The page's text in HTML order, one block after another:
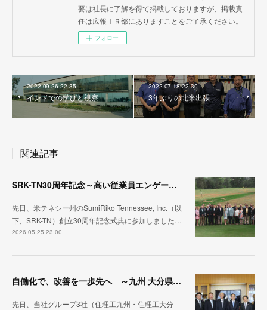
要は社長に了解を得て掲載しておりますが、掲載責
任は広報ＩＲ部にありますことをご了承ください。
フォロー
2022.09.26 22:35
インドでの学びと視察
2022.07.18 22:30
3年ぶりの北米出張
関連記事
SRK-TN30周年記念～高い従業員エンゲージメントと組織の競争力
先日、米テネシー州のSumiRiko Tennessee, Inc.（以
下、SRK-TN）創立30周年記念式典に参加しました…
2026.05.25 23:00
自働化で、改善を一歩先へ ～九州 大分県訪問～
先日、当社グループ3社（住理工九州・住理工大分